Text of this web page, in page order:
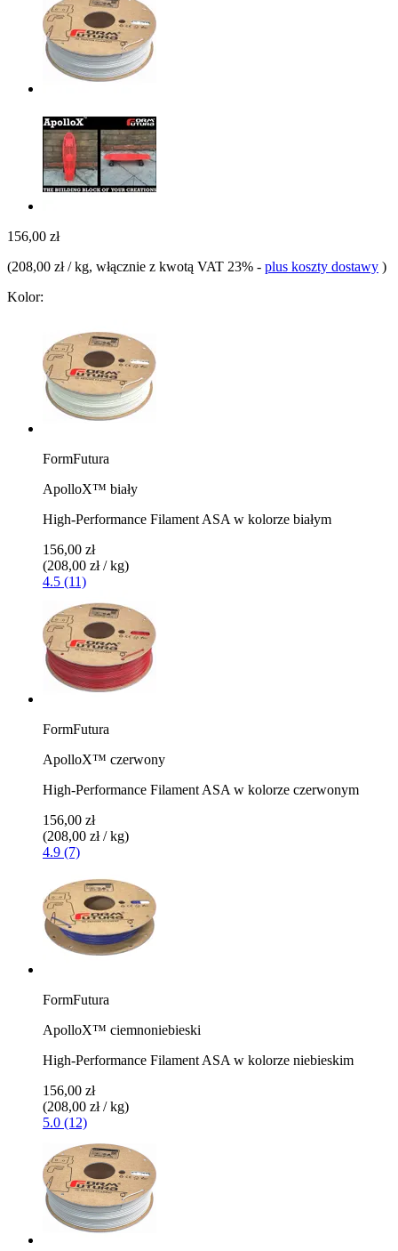
156,00 zł
(208,00 zł / kg, włącznie z kwotą VAT 23% - plus koszty dostawy )
Kolor:
FormFutura
ApolloX™ biały
High-Performance Filament ASA w kolorze białym
156,00 zł
(208,00 zł / kg)
4.5 (11)
FormFutura
ApolloX™ czerwony
High-Performance Filament ASA w kolorze czerwonym
156,00 zł
(208,00 zł / kg)
4.9 (7)
FormFutura
ApolloX™ ciemnoniebieski
High-Performance Filament ASA w kolorze niebieskim
156,00 zł
(208,00 zł / kg)
5.0 (12)